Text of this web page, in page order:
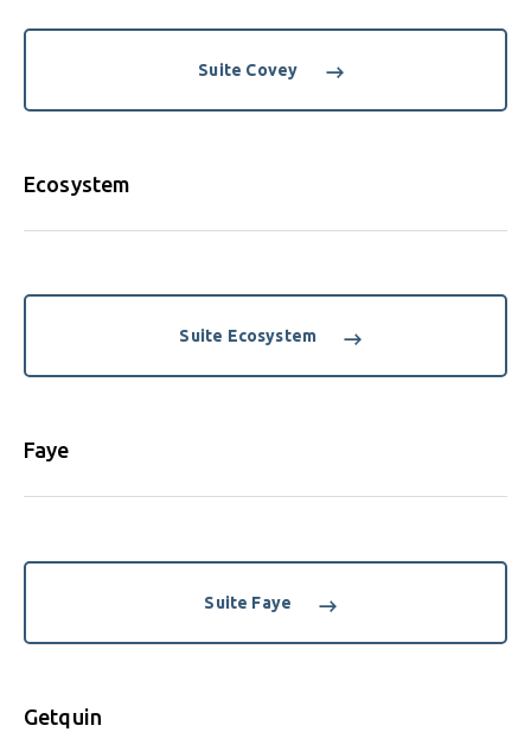
Suite Covey
Ecosystem
Suite Ecosystem
Faye
Suite Faye
Getquin